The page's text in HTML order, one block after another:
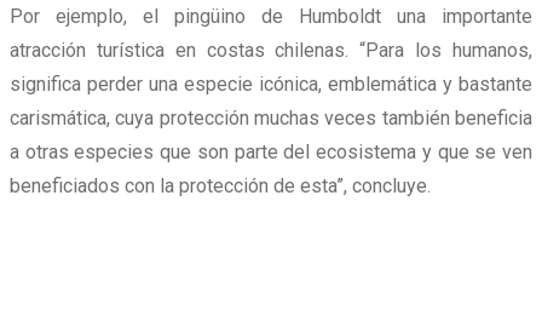
Por ejemplo, el pingüino de Humboldt una importante
atracción turística en costas chilenas. “Para los humanos,
significa perder una especie icónica, emblemática y bastante
carismática, cuya protección muchas veces también beneficia
a otras especies que son parte del ecosistema y que se ven
beneficiados con la protección de esta”, concluye.